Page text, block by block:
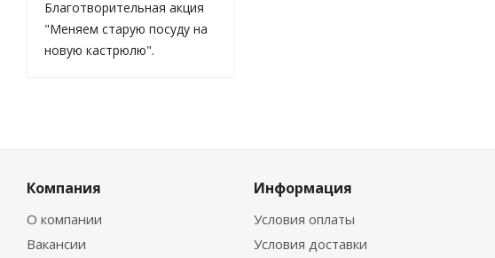
Благотворительная акция
"Меняем старую посуду на
новую кастрюлю".
Компания
О компании
Вакансии
Информация
Условия оплаты
Условия доставки